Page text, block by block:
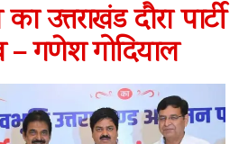
उत्तराखंड दौरा पार्टी
– गणेश गोदियाल